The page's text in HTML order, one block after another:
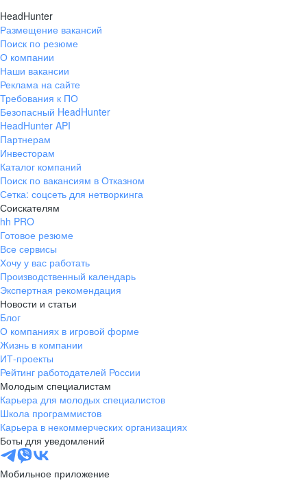
HeadHunter
Размещение вакансий
Поиск по резюме
О компании
Наши вакансии
Реклама на сайте
Требования к ПО
Безопасный HeadHunter
HeadHunter API
Партнерам
Инвесторам
Каталог компаний
Поиск по вакансиям в Отказном
Сетка: соцсеть для нетворкинга
Соискателям
hh PRO
Готовое резюме
Все сервисы
Хочу у вас работать
Производственный календарь
Экспертная рекомендация
Новости и статьи
Блог
О компаниях в игровой форме
Жизнь в компании
ИТ-проекты
Рейтинг работодателей России
Молодым специалистам
Карьера для молодых специалистов
Школа программистов
Карьера в некоммерческих организациях
Боты для уведомлений
Мобильное приложение